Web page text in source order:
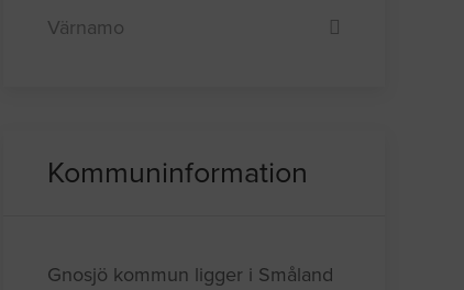
Värnamo
Kommuninformation
Gnosjö kommun ligger i Småland